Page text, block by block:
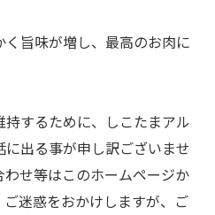
旨味が増し、最高のお肉に
するために、しこたまアル
出る事が申し訳ございませ
せ等はこのホームページか
迷惑をおかけしますが、ご